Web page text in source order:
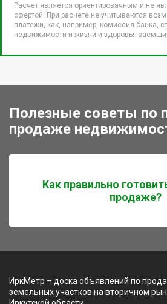
Расчет является ориентировачным и не
офертой. При расчете не учитываются
платежи, как, например, комиссия банка,
недвижимости и жизни и здоровья
Полезные советы по
продаже
Как правильно
продаже?
ИркМетр – доска объявлений по
земельных участков на вторичном